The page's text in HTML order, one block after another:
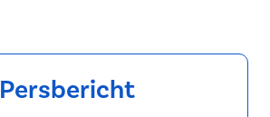
Persbericht